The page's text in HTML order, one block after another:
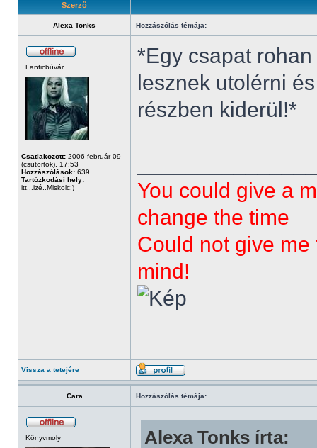
Szerző
Alexa Tonks Hozzászólás témája:
Fanficbúvár
Csatlakozott: 2006 február 09
(csütörtök), 17:53
Hozzászólások: 639
Tartózkodási hely:
itt...izé..Miskolc:)
*Egy csapat
lesznek utolérni
részben kiderül!*
You could give a
change the time
Could not give
mind!
Vissza a tetejére
Cara Hozzászólás témája:
Könyvmoly Alexa Tonks írta: